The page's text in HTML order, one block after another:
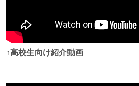
↑高校生向け紹介動画